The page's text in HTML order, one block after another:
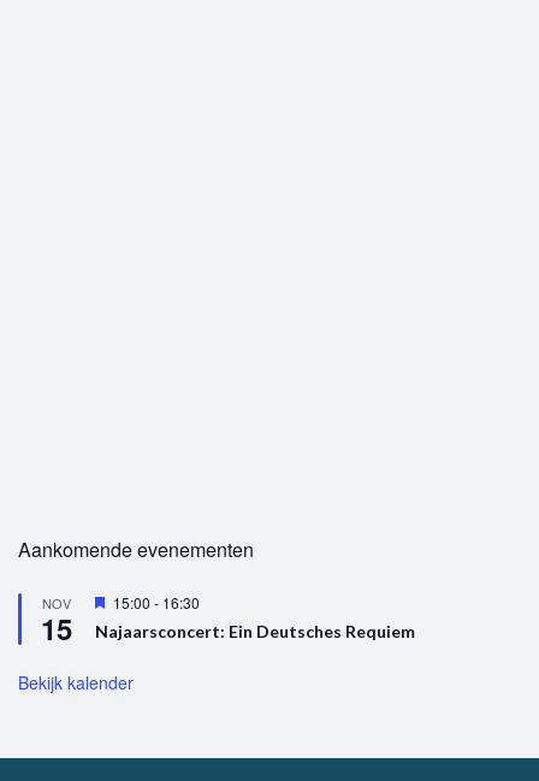
Aankomende evenementen
NOV
15
U
t
e
h
15:00 - 16:30
Najaarsconcert: Ein Deutsches Requiem
Bekijk kalender